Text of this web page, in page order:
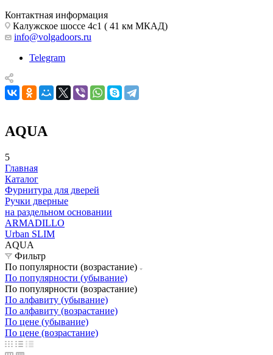
Контактная информация
Калужское шоссе 4с1 ( 41 км МКАД)
info@volgadoors.ru
Telegram
AQUA
5
Главная
Каталог
Фурнитура для дверей
Ручки дверные
на раздельном основании
ARMADILLO
Urban SLIM
AQUA
Фильтр
По популярности (возрастание)
По популярности (убывание)
По популярности (возрастание)
По алфавиту (убывание)
По алфавиту (возрастание)
По цене (убывание)
По цене (возрастание)